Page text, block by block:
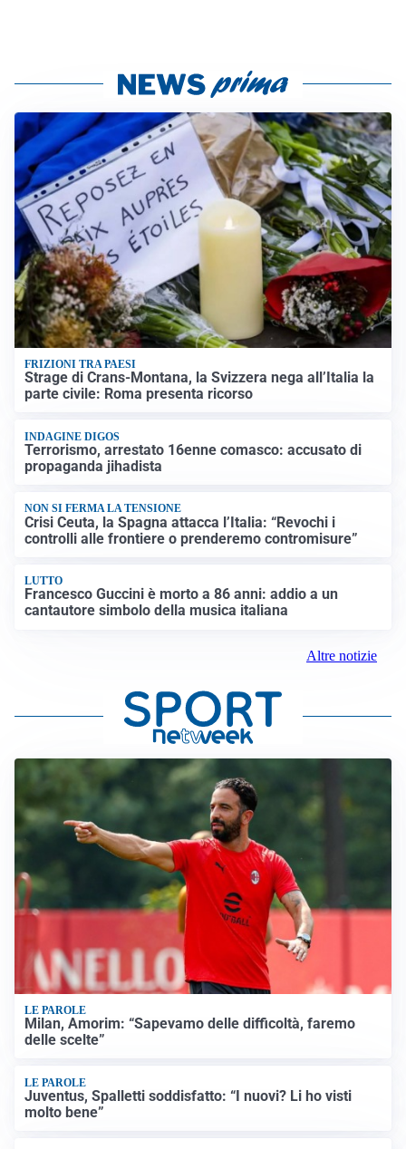
FRIZIONI TRA PAESI
Strage di Crans-Montana, la Svizzera nega all’Italia la
parte civile: Roma presenta ricorso
INDAGINE DIGOS
Terrorismo, arrestato 16enne comasco: accusato di
propaganda jihadista
NON SI FERMA LA TENSIONE
Crisi Ceuta, la Spagna attacca l’Italia: “Revochi i
controlli alle frontiere o prenderemo contromisure”
LUTTO
Francesco Guccini è morto a 86 anni: addio a un
cantautore simbolo della musica italiana
Altre notizie
LE PAROLE
Milan, Amorim: “Sapevamo delle difficoltà, faremo
delle scelte”
LE PAROLE
Juventus, Spalletti soddisfatto: “I nuovi? Li ho visti
molto bene”